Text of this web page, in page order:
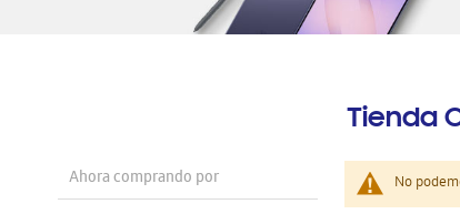
Tienda
No
Ahora comprando por